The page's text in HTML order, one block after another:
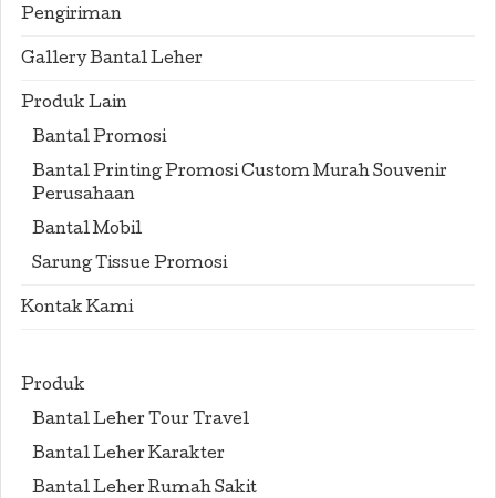
Pengiriman
Gallery Bantal Leher
Produk Lain
Bantal Promosi
Bantal Printing Promosi Custom Murah Souvenir
Perusahaan
Bantal Mobil
Sarung Tissue Promosi
Kontak Kami
Produk
Bantal Leher Tour Travel
Bantal Leher Karakter
Bantal Leher Rumah Sakit